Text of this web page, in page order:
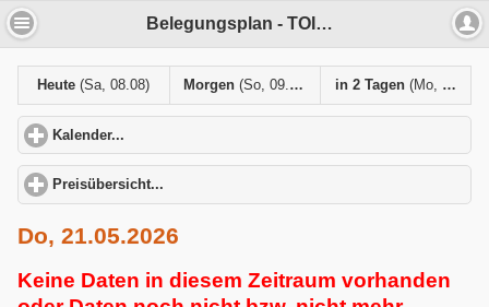
Belegungsplan - TOIMS TSV Betzingen e.V. Tennisabteilung
Heute(Sa, 08.08) Morgen(So, 09.08) in 2 Tagen (Mo, 10.08)
Kalender...
Preisübersicht...
Do, 21.05.2026
Keine Daten in diesem Zeitraum vorhanden